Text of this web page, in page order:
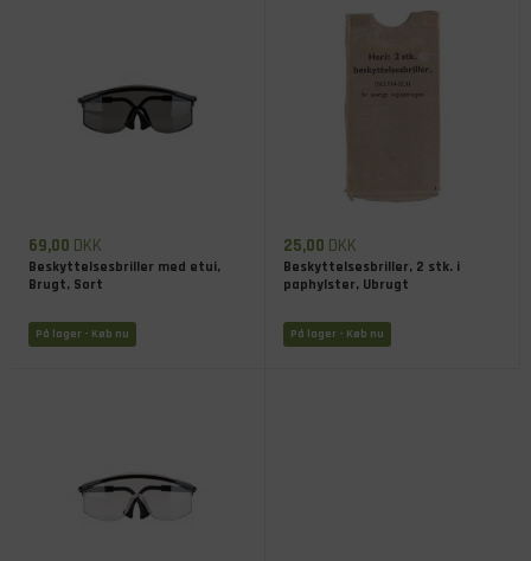
69,00 DKK
Beskyttelsesbriller med etui,
Brugt, Sort
På lager - Køb nu
25,00 DKK
Beskyttelsesbriller, 2 stk. i
paphylster, Ubrugt
På lager - Køb nu